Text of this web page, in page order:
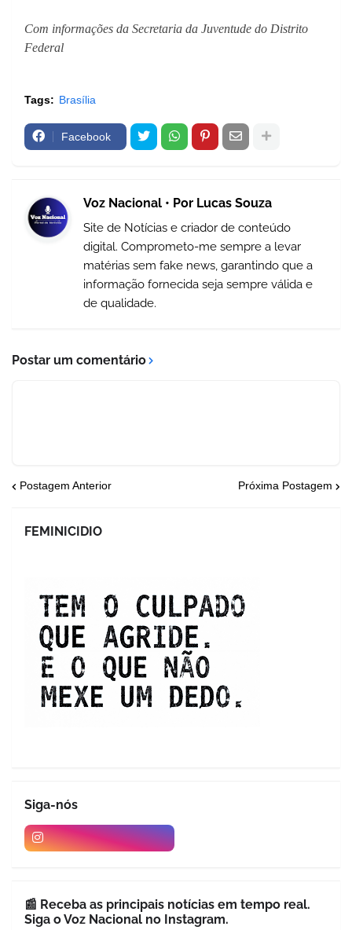
Com informações da Secretaria da Juventude do Distrito
Federal
Tags: Brasília
Facebook
Voz Nacional • Por Lucas Souza
Site de Notícias e criador de conteúdo
digital. Comprometo-me sempre a levar
matérias sem fake news, garantindo que a
informação fornecida seja sempre válida e
de qualidade.
Postar um comentário
Postagem Anterior Próxima Postagem
FEMINICIDIO
Siga-nós
📰 Receba as principais notícias em tempo real.
Siga o Voz Nacional no Instagram.